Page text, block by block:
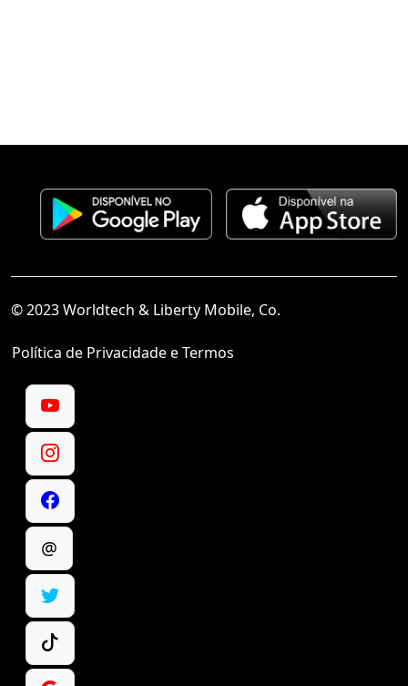
© 2023 Worldtech & Liberty Mobile, Co.
Política de Privacidade e Termos
@